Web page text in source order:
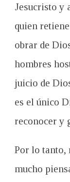
Jesucristo y
quien
obrar de
hombres
juicio de
es el único
reconocer y
Por lo tanto,
mucho